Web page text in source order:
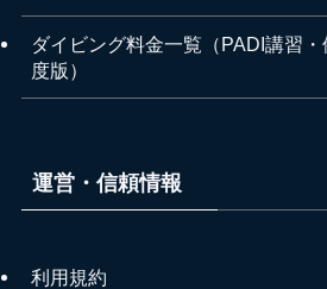
ダイビング料金一覧（PADI講習
度版）
運営・信頼情報
利用規約